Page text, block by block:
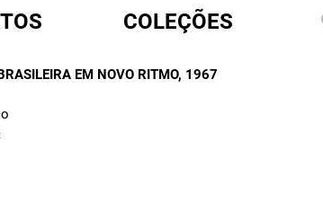
COLEÇÕES
EM NOVO RITMO, 1967